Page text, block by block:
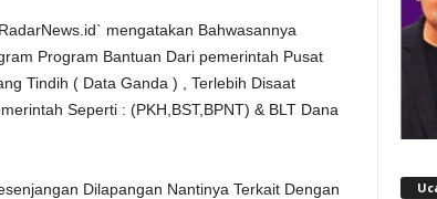
mengatakan Bahwasannya
Program Bantuan Dari pemerintah Pusat
Tindih ( Data Ganda ) , Terlebih Disaat
Seperti : (PKH,BST,BPNT) & BLT Dana
Dilapangan Nantinya Terkait Dengan